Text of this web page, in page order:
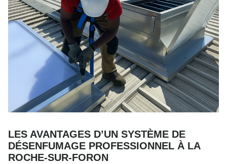
LES AVANTAGES D’UN SYSTÈME DE
DÉSENFUMAGE PROFESSIONNEL À LA
ROCHE-SUR-FORON